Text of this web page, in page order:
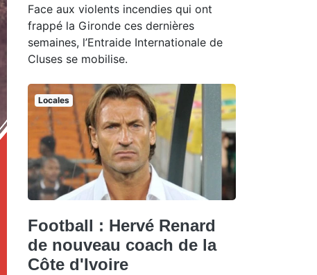
Face aux violents incendies qui ont
frappé la Gironde ces dernières
semaines, l’Entraide Internationale de
Cluses se mobilise.
Locales
Football : Hervé Renard
de nouveau coach de la
Côte d'Ivoire